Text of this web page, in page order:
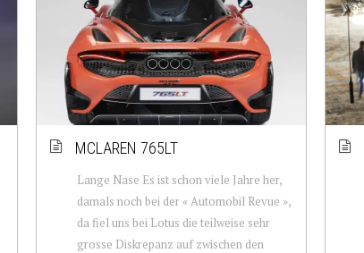
MCLAREN 765LT
Lange Nase Es ist schon viele Jahre her,
damals noch bei der « Automobil Revue »,
da fiel uns bei Lotus die teilweise sehr
grosse Diskrepanz auf zwischen den